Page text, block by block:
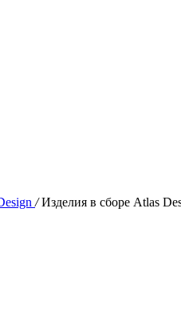
/ Изделия в сборе Atlas